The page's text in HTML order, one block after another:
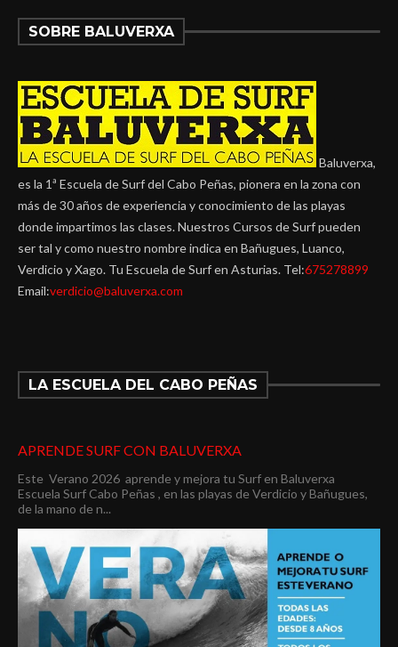
SOBRE BALUVERXA
Baluverxa,
es la 1ª Escuela de Surf del Cabo Peñas, pionera en la zona con
más de 30 años de experiencia y conocimiento de las playas
donde impartimos las clases. Nuestros Cursos de Surf pueden
ser tal y como nuestro nombre indica en Bañugues, Luanco,
Verdicio y Xago. Tu Escuela de Surf en Asturias. Tel:675278899
Email:verdicio@baluverxa.com
LA ESCUELA DEL CABO PEÑAS
APRENDE SURF CON BALUVERXA
Este Verano 2026 aprende y mejora tu Surf en Baluverxa
Escuela Surf Cabo Peñas , en las playas de Verdicio y Bañugues,
de la mano de n...